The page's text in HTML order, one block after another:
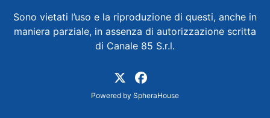
Sono vietati l’uso e la riproduzione di questi, anche in
maniera parziale, in assenza di autorizzazione scritta
di Canale 85 S.r.l.
Powered by SpheraHouse